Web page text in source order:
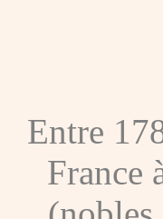
Entre
France